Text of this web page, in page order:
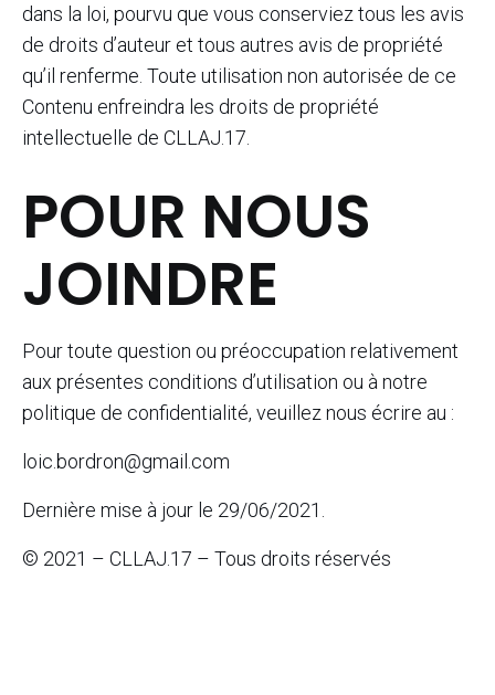
dans la loi, pourvu que vous conserviez tous les avis
de droits d’auteur et tous autres avis de propriété
qu’il renferme. Toute utilisation non autorisée de ce
Contenu enfreindra les droits de propriété
intellectuelle de CLLAJ.17.
POUR NOUS
JOINDRE
Pour toute question ou préoccupation relativement
aux présentes conditions d’utilisation ou à notre
politique de confidentialité, veuillez nous écrire au :
loic.bordron@gmail.com
Dernière mise à jour le 29/06/2021.
© 2021 – CLLAJ.17 – Tous droits réservés